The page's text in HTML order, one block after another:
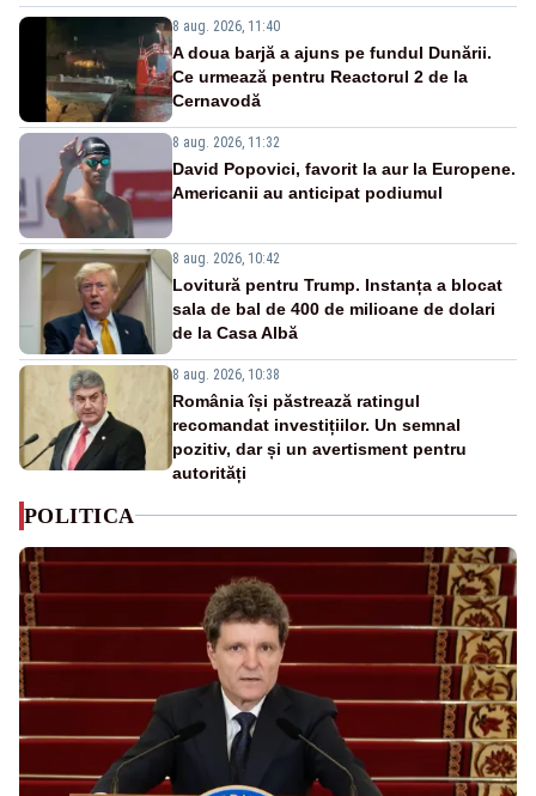
8 aug. 2026, 11:40
A doua barjă a ajuns pe fundul Dunării.
Ce urmează pentru Reactorul 2 de la
Cernavodă
8 aug. 2026, 11:32
David Popovici, favorit la aur la Europene.
Americanii au anticipat podiumul
8 aug. 2026, 10:42
Lovitură pentru Trump. Instanța a blocat
sala de bal de 400 de milioane de dolari
de la Casa Albă
8 aug. 2026, 10:38
România își păstrează ratingul
recomandat investițiilor. Un semnal
pozitiv, dar și un avertisment pentru
autorități
POLITICA